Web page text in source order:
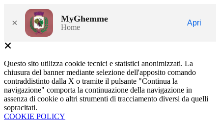
× MyGhemme
Home
Apri
Questo sito utilizza cookie tecnici e statistici anonimizzati. La
chiusura del banner mediante selezione dell'apposito comando
contraddistinto dalla X o tramite il pulsante "Continua la
navigazione" comporta la continuazione della navigazione in
assenza di cookie o altri strumenti di tracciamento diversi da quelli
sopracitati.
COOKIE POLICY